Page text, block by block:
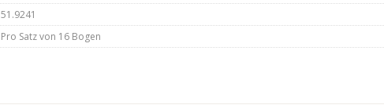
51.9241
Pro Satz von 16 Bogen